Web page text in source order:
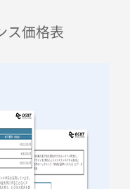
ス価格表